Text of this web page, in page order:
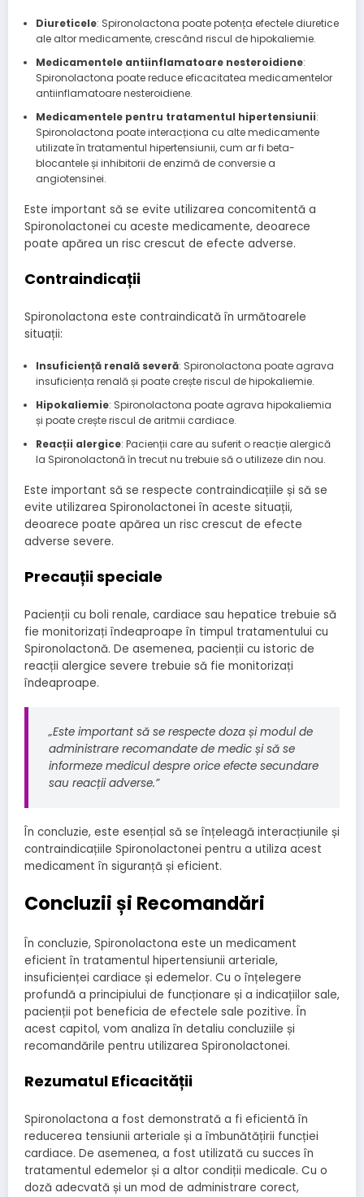
Diureticele: Spironolactona poate potența efectele diuretice
ale altor medicamente, crescând riscul de hipokaliemie.
Medicamentele antiinflamatoare nesteroidiene:
Spironolactona poate reduce eficacitatea medicamentelor
antiinflamatoare nesteroidiene.
Medicamentele pentru tratamentul hipertensiunii:
Spironolactona poate interacționa cu alte medicamente
utilizate în tratamentul hipertensiunii, cum ar fi beta-
blocantele și inhibitorii de enzimă de conversie a
angiotensinei.
Este important să se evite utilizarea concomitentă a
Spironolactonei cu aceste medicamente, deoarece
poate apărea un risc crescut de efecte adverse.
Contraindicații
Spironolactona este contraindicată în următoarele
situații:
Insuficiență renală severă: Spironolactona poate agrava
insuficiența renală și poate crește riscul de hipokaliemie.
Hipokaliemie: Spironolactona poate agrava hipokaliemia
și poate crește riscul de aritmii cardiace.
Reacții alergice: Pacienții care au suferit o reacție alergică
la Spironolactonă în trecut nu trebuie să o utilizeze din nou.
Este important să se respecte contraindicațiile și să se
evite utilizarea Spironolactonei în aceste situații,
deoarece poate apărea un risc crescut de efecte
adverse severe.
Precauții speciale
Pacienții cu boli renale, cardiace sau hepatice trebuie să
fie monitorizați îndeaproape în timpul tratamentului cu
Spironolactonă. De asemenea, pacienții cu istoric de
reacții alergice severe trebuie să fie monitorizați
îndeaproape.
„Este important să se respecte doza și modul de
administrare recomandate de medic și să se
informeze medicul despre orice efecte secundare
sau reacții adverse.”
În concluzie, este esențial să se înțeleagă interacțiunile și
contraindicațiile Spironolactonei pentru a utiliza acest
medicament în siguranță și eficient.
Concluzii și Recomandări
În concluzie, Spironolactona este un medicament
eficient în tratamentul hipertensiunii arteriale,
insuficienței cardiace și edemelor. Cu o înțelegere
profundă a principiului de funcționare și a indicațiilor sale,
pacienții pot beneficia de efectele sale pozitive. În
acest capitol, vom analiza în detaliu concluziile și
recomandările pentru utilizarea Spironolactonei.
Rezumatul Eficacității
Spironolactona a fost demonstrată a fi eficientă în
reducerea tensiunii arteriale și a îmbunătățirii funcției
cardiace. De asemenea, a fost utilizată cu succes în
tratamentul edemelor și a altor condiții medicale. Cu o
doză adecvată și un mod de administrare corect,